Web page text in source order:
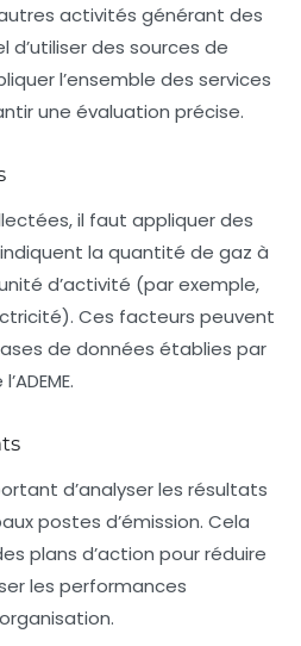
activités générant des
d’utiliser des sources de
l’ensemble des services
une évaluation précise.
il faut appliquer des
la quantité de gaz à
d’activité (par exemple,
Ces facteurs peuvent
de données établies par
d’analyser les résultats
postes d’émission. Cela
plans d’action pour réduire
les performances